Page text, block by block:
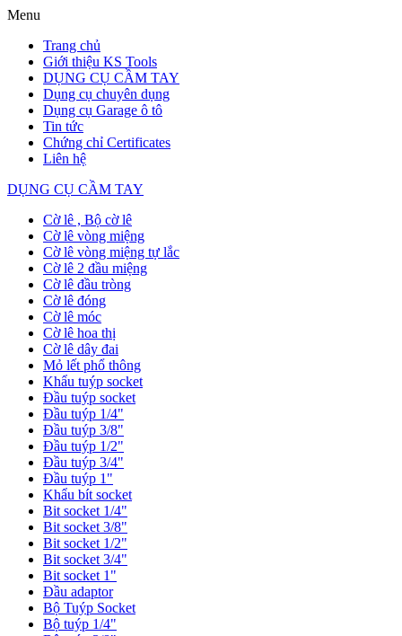
Menu
Trang chủ
Giới thiệu KS Tools
DỤNG CỤ CẦM TAY
Dụng cụ chuyên dụng
Dụng cụ Garage ô tô
Tin tức
Chứng chỉ Certificates
Liên hệ
DỤNG CỤ CẦM TAY
Cờ lê , Bộ cờ lê
Cờ lê vòng miệng
Cờ lê vòng miệng tự lắc
Cờ lê 2 đầu miệng
Cờ lê đầu tròng
Cờ lê đóng
Cờ lê móc
Cờ lê hoa thị
Cờ lê dây đai
Mỏ lết phổ thông
Khẩu tuýp socket
Đầu tuýp socket
Đầu tuýp 1/4"
Đầu tuýp 3/8"
Đầu tuýp 1/2"
Đầu tuýp 3/4"
Đầu tuýp 1"
Khẩu bít socket
Bit socket 1/4"
Bit socket 3/8"
Bit socket 1/2"
Bit socket 3/4"
Bit socket 1"
Đầu adaptor
Bộ Tuýp Socket
Bộ tuýp 1/4"